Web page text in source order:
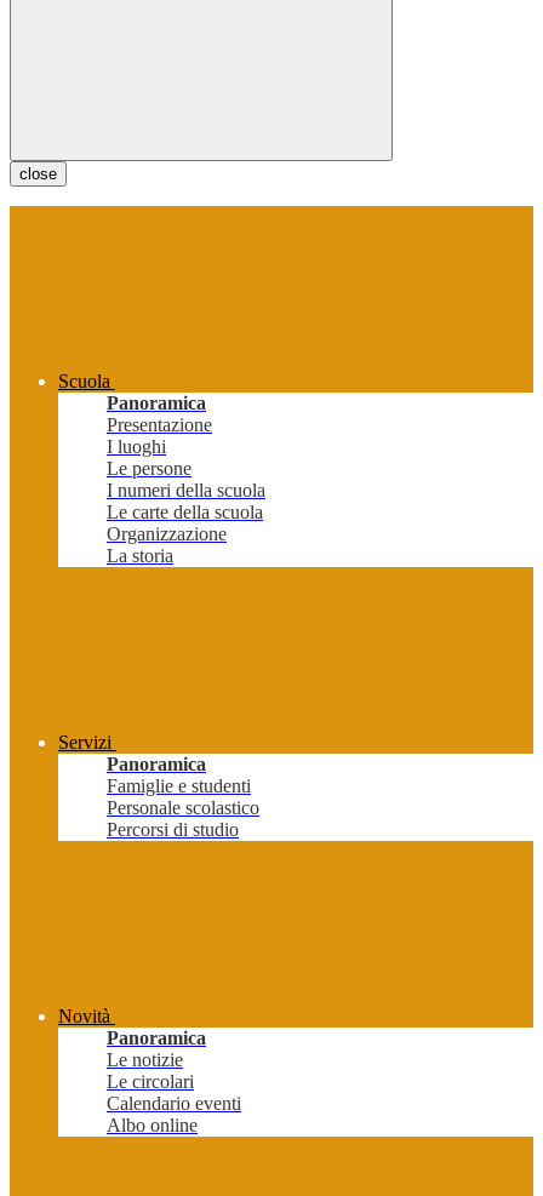
close
Scuola
Panoramica
Presentazione
I luoghi
Le persone
I numeri della scuola
Le carte della scuola
Organizzazione
La storia
Servizi
Panoramica
Famiglie e studenti
Personale scolastico
Percorsi di studio
Novità
Panoramica
Le notizie
Le circolari
Calendario eventi
Albo online